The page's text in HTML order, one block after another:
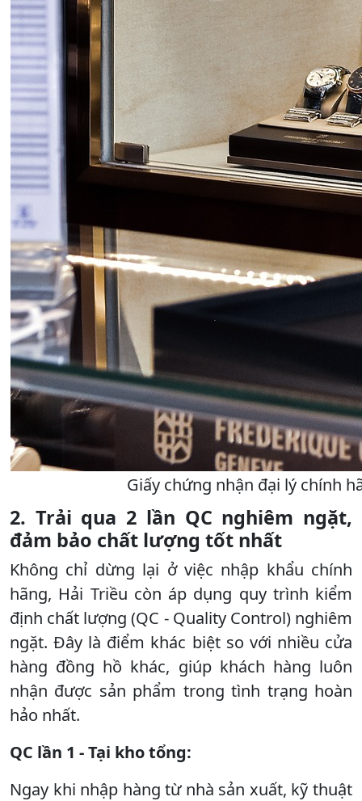
Giấy chứng nhận đại lý chính
2. Trải qua 2 lần QC nghiêm ngặt,
đảm bảo chất lượng tốt nhất
Không chỉ dừng lại ở việc nhập khẩu chính
hãng, Hải Triều còn áp dụng quy trình kiểm
định chất lượng (QC - Quality Control) nghiêm
ngặt. Đây là điểm khác biệt so với nhiều cửa
hàng đồng hồ khác, giúp khách hàng luôn
nhận được sản phẩm trong tình trạng hoàn
hảo nhất.
QC lần 1 - Tại kho tổng:
Ngay khi nhập hàng từ nhà sản xuất, kỹ thuật